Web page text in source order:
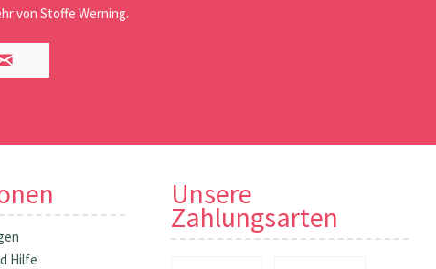
von Stoffe Werning.
Hilfe
Unsere
Zahlungsarten